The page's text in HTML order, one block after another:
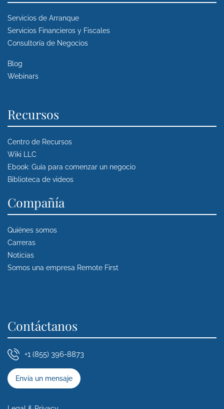
Servicios de Arranque
Servicios Financieros y Fiscales
Consultoría de Negocios
Blog
Webinars
Recursos
Centro de Recursos
Wiki LLC
Ebook: Guía para comenzar un negocio
Biblioteca de videos
Compañía
Quiénes somos
Carreras
Noticias
Somos una empresa Remote First
Contáctanos
+1 (855) 396-8873
Envía un mensaje